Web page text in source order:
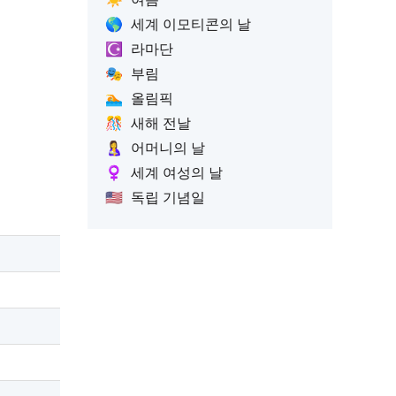
🌎 세계 이모티콘의 날
☪️
라마단
🎭 부림
🏊 올림픽
🎊 새해 전날
🤱
어머니의 날
♀️
세계 여성의 날
🇺🇸 독립 기념일